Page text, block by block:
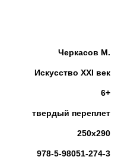
Черкасов М.
Искусство XXI век
6+
твердый переплет
250х290
978-5-98051-274-3